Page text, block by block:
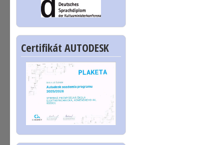
Certifikát AUTODESK